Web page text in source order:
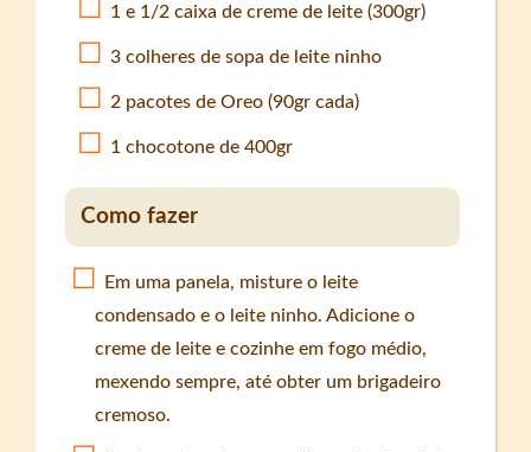
1 e 1/2 caixa de creme de leite (300gr)
3 colheres de sopa de leite ninho
2 pacotes de Oreo (90gr cada)
1 chocotone de 400gr
Como fazer
Em uma panela, misture o leite
condensado e o leite ninho. Adicione o
creme de leite e cozinhe em fogo médio,
mexendo sempre, até obter um brigadeiro
cremoso.